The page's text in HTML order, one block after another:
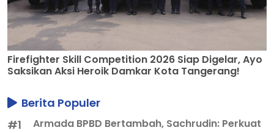
Firefighter Skill Competition 2026 Siap Digelar, Ayo
Saksikan Aksi Heroik Damkar Kota Tangerang!
Berita Populer
#1
Armada BPBD Bertambah, Sachrudin: Perkuat